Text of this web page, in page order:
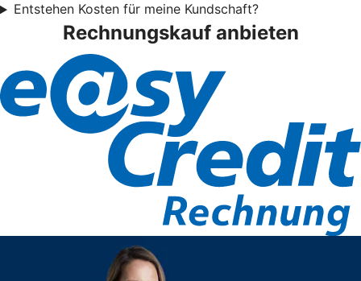
Entstehen Kosten für meine Kundschaft?
Rechnungskauf anbieten